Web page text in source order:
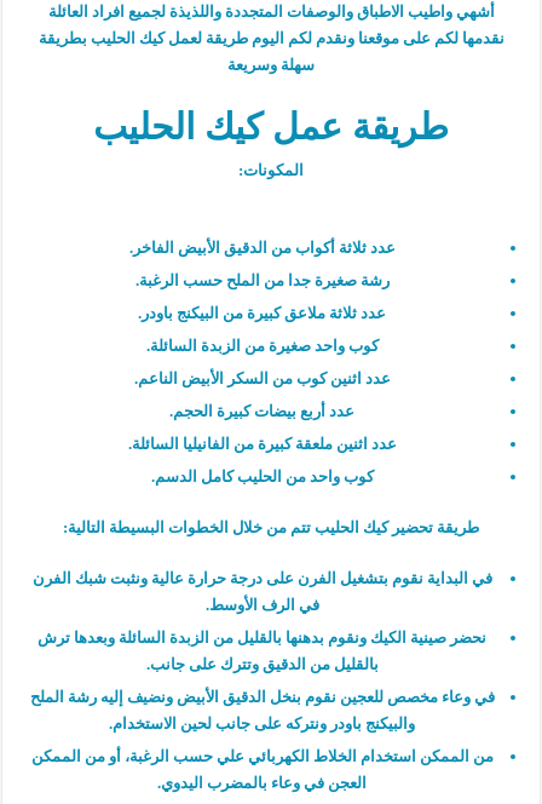
أشهي واطيب الاطباق والوصفات المتجددة واللذيذة لجميع افراد العائلة
نقدمها لكم على موقعنا ونقدم لكم اليوم طريقة لعمل كيك الحليب بطريقة
سهلة وسريعة
طريقة عمل كيك الحليب
المكونات:
عدد ثلاثة أكواب من الدقيق الأبيض الفاخر.
رشة صغيرة جدا من الملح حسب الرغبة.
عدد ثلاثة ملاعق كبيرة من البيكنج باودر.
كوب واحد صغيرة من الزبدة السائلة.
عدد اثنين كوب من السكر الأبيض الناعم.
عدد أربع بيضات كبيرة الحجم.
عدد اثنين ملعقة كبيرة من الفانيليا السائلة.
كوب واحد من الحليب كامل الدسم.
طريقة تحضير كيك الحليب تتم من خلال الخطوات البسيطة التالية:
في البداية نقوم بتشغيل الفرن على درجة حرارة عالية ونثبت شبك الفرن
في الرف الأوسط.
نحضر صينية الكيك ونقوم بدهنها بالقليل من الزبدة السائلة وبعدها ترش
بالقليل من الدقيق وتترك على جانب.
في وعاء مخصص للعجين نقوم بنخل الدقيق الأبيض ونضيف إليه رشة الملح
والبيكنج باودر ونتركه على جانب لحين الاستخدام.
من الممكن استخدام الخلاط الكهربائي علي حسب الرغبة، أو من الممكن
العجن في وعاء بالمضرب اليدوي.